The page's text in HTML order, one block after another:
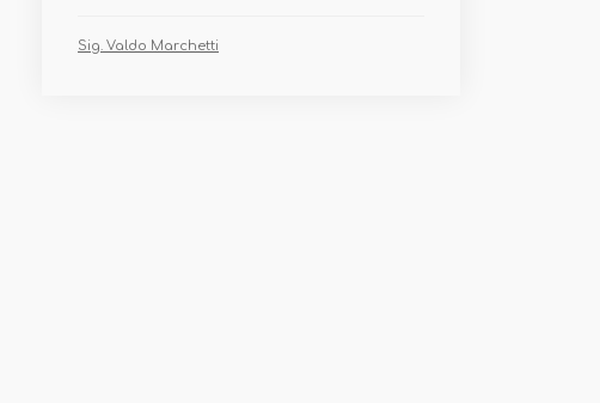
Sig. Valdo Marchetti